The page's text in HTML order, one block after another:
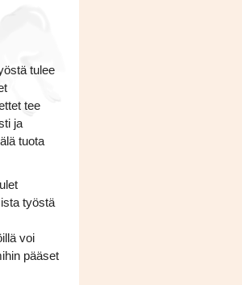
tulee
tee
ja
tuota
työstä
voi
pääset